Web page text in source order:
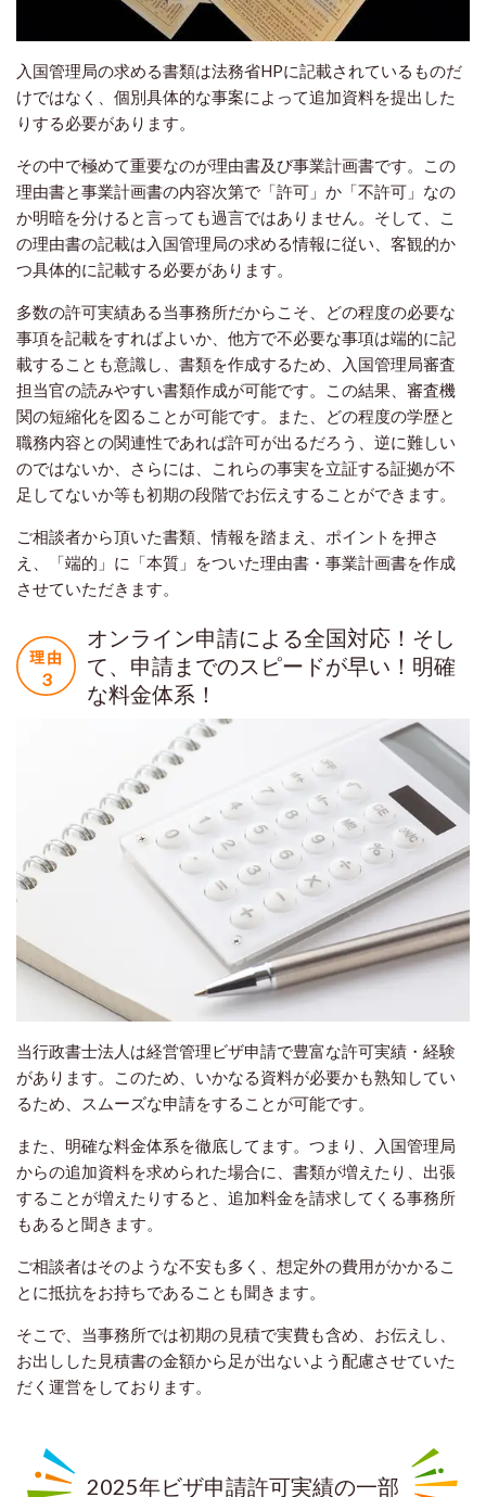
入国管理局の求める書類は法務省HPに記載されているものだ
けではなく、個別具体的な事案によって追加資料を提出した
りする必要があります。
その中で極めて重要なのが理由書及び事業計画書です。この
理由書と事業計画書の内容次第で「許可」か「不許可」なの
か明暗を分けると言っても過言ではありません。そして、こ
の理由書の記載は入国管理局の求める情報に従い、客観的か
つ具体的に記載する必要があります。
多数の許可実績ある当事務所だからこそ、どの程度の必要な
事項を記載をすればよいか、他方で不必要な事項は端的に記
載することも意識し、書類を作成するため、入国管理局審査
担当官の読みやすい書類作成が可能です。この結果、審査機
関の短縮化を図ることが可能です。また、どの程度の学歴と
職務内容との関連性であれば許可が出るだろう、逆に難しい
のではないか、さらには、これらの事実を立証する証拠が不
足してないか等も初期の段階でお伝えすることができます。
ご相談者から頂いた書類、情報を踏まえ、ポイントを押さ
え、「端的」に「本質」をついた理由書・事業計画書を作成
させていただきます。
オンライン申請による全国対応！そし
て、申請までのスピードが早い！明確
な料金体系！
当行政書士法人は経営管理ビザ申請で豊富な許可実績・経験
があります。このため、いかなる資料が必要かも熟知してい
るため、スムーズな申請をすることが可能です。
また、明確な料金体系を徹底してます。つまり、入国管理局
からの追加資料を求められた場合に、書類が増えたり、出張
することが増えたりすると、追加料金を請求してくる事務所
もあると聞きます。
ご相談者はそのような不安も多く、想定外の費用がかかるこ
とに抵抗をお持ちであることも聞きます。
そこで、当事務所では初期の見積で実費も含め、お伝えし、
お出しした見積書の金額から足が出ないよう配慮させていた
だく運営をしております。
2025年ビザ申請許可実績の一部